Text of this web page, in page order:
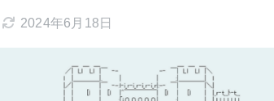
2024年6月18日